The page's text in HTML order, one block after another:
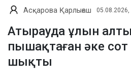
Асқарова Қарлығаш 05.08.2026,
Атырауда ұлын
пышақтаған әке
шықты